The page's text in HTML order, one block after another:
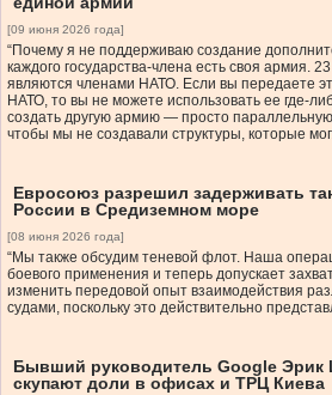
[09 июня 2026 года]
“Почему я не поддерживаю создание
каждого государства-члена есть своя армия.
являются членами НАТО. Если вы передаете
НАТО, то вы не можете использовать ее где-
создать другую армию — просто
чтобы мы не создавали структуры, которые
Евросоюз разрешил задерживать
России в Средиземном море
[08 июня 2026 года]
“Мы также обсудим теневой флот. Наша
боевого применения и теперь допускает
изменить передовой опыт взаимодействия
судами, поскольку это действительно
Бывший руководитель Google Эрик
скупают доли в офисах и ТРЦ Киева